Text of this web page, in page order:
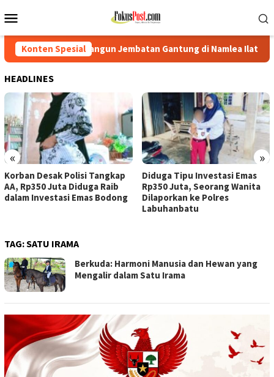
ke
Mobile
Konten Spesial
Jembatan Gantung di Namlea Ilath Korban
HEADLINES
« »
Korban Desak Polisi Tangkap
AA, Rp350 Juta Diduga Raib
dalam Investasi Emas Bodong
Diduga Tipu Investasi Emas
Rp350 Juta, Seorang Wanita
Dilaporkan ke Polres
Labuhanbatu
TAG:SATU IRAMA
Berkuda: Harmoni Manusia dan Hewan yang
Mengalir dalam Satu Irama